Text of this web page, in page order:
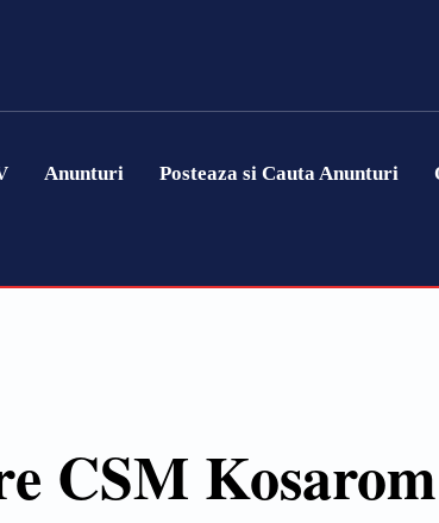
Anunturi Posteaza si Cauta Anunturi
CSM